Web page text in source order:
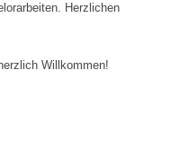
Herzlichen
Willkommen!